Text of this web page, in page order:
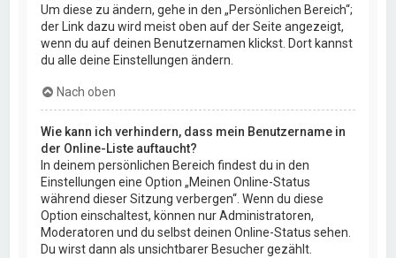
Um diese zu ändern, gehe in den „Persönlichen Bereich“;
der Link dazu wird meist oben auf der Seite angezeigt,
wenn du auf deinen Benutzernamen klickst. Dort kannst
du alle deine Einstellungen ändern.
Nach oben
Wie kann ich verhindern, dass mein Benutzername in
der Online-Liste auftaucht?
In deinem persönlichen Bereich findest du in den
Einstellungen eine Option „Meinen Online-Status
während dieser Sitzung verbergen“. Wenn du diese
Option einschaltest, können nur Administratoren,
Moderatoren und du selbst deinen Online-Status sehen.
Du wirst dann als unsichtbarer Besucher gezählt.